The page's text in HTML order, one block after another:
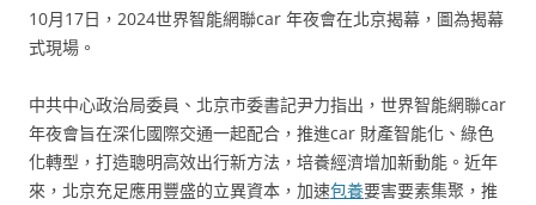
10月17日，2024世界智能網聯car 年夜會在北京揭幕，圖為揭幕
式現場。
中共中心政治局委員、北京市委書記尹力指出，世界智能網聯car
年夜會旨在深化國際交通一起配合，推進car 財產智能化、綠色
化轉型，打造聰明高效出行新方法，培養經濟增加新動能。近年
來，北京充足應用豐盛的立異資本，加速包養要害要素集聚，推